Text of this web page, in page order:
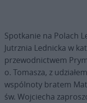
Spotkanie na Polach
Jutrznia Lednicka w
przewodnictwem
o. Tomasza, z
wspólnoty bratem
św. Wojciecha